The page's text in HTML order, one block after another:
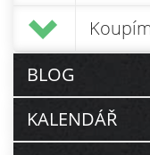
Koupím
BLOG
KALENDÁŘ